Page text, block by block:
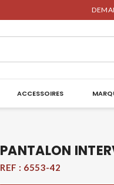
ACCESSOIRES
PANTALON
REF : 6553-42